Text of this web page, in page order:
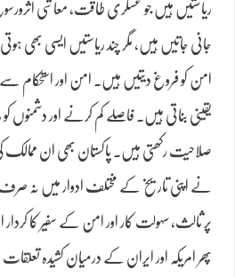
ریاستیں ہیں جو عسکری طاقت، معاشی
جانی جاتیں ہیں، مگر چند ریاستیں ایسی بھی
امن کو فروغ دیتیں ہیں۔ امن اور استحکام سے
یقینی بناتی ہیں۔ فاصلے کم کرنے اور دشمنوں
صلاحیت رکھتی ہیں۔ پاکستان بھی ان
نے اپنی تاریخ کے مختلف ادوار میں نہ صرف
پر ثالث، سہولت کار اور امن کے سفیر کا کردار
پھر امریکہ اور ایران کے درمیان کشیدہ